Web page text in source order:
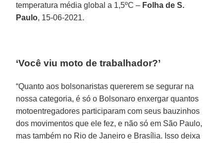
temperatura média global a 1,5ºC – Folha de S.
Paulo, 15-06-2021.
‘Você viu moto de trabalhador?’
“Quanto aos bolsonaristas quererem se segurar na
nossa categoria, é só o Bolsonaro enxergar quantos
motoentregadores participaram com seus bauzinhos
dos movimentos que ele fez, e não só em São Paulo,
mas também no Rio de Janeiro e Brasília. Isso deixa